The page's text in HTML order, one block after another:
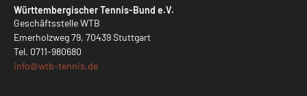
Württembergischer Tennis-Bund e.V.
Geschäftsstelle WTB
Emerholzweg 79, 70439 Stuttgart
Tel. 0711-980680
info@wtb-tennis.de